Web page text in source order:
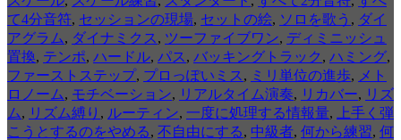
て4分音符, セッションの現場, セットの絵, ソロを歌う , ダイ
アグラム, ダイナミクス , ツーファイブワン, ディミニッシュ
置換, テンポ, ハードル, パス , バッキングトラック , ハミング,
ファーストステップ, プロっぽいミス , ミリ単位の進歩, メト
ロノーム, モチベーション, リアルタイム演奏, リカバー, リズ
ム, リズム縛り , ルーティン, 一度に処理する情報量,
上手く弾
こうとするのをやめる, 不自由にする, 中級者, 何から練習, 何